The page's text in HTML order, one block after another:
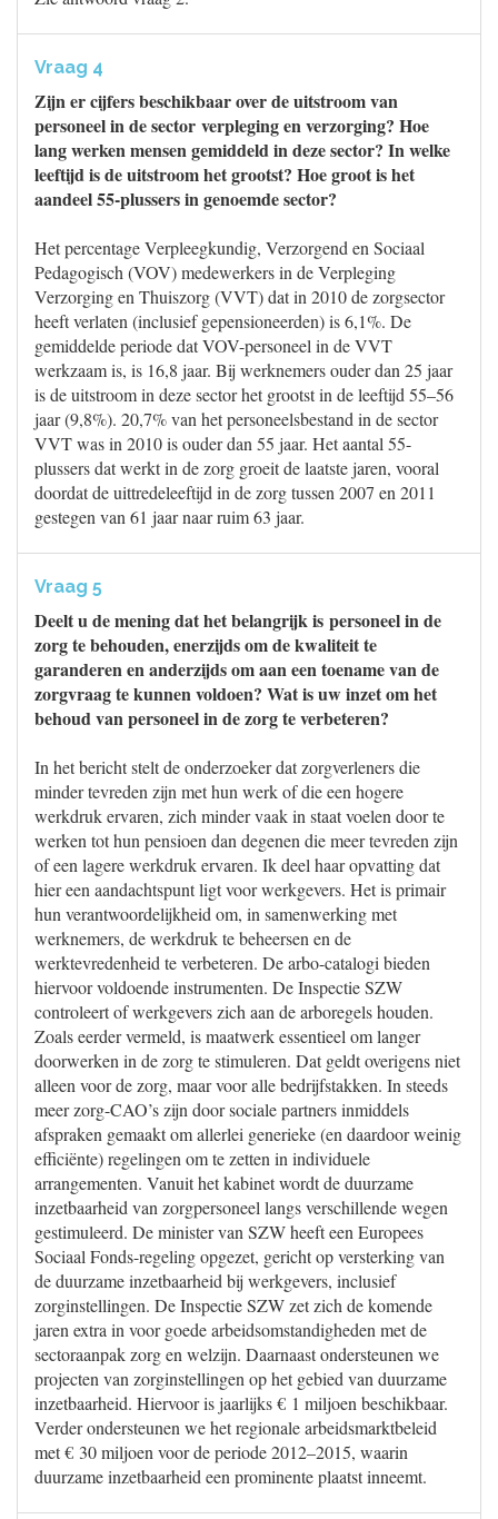
Vraag 4
Zijn er cijfers beschikbaar over de uitstroom van
personeel in de sector verpleging en verzorging? Hoe
lang werken mensen gemiddeld in deze sector? In welke
leeftijd is de uitstroom het grootst? Hoe groot is het
aandeel 55-plussers in genoemde sector?
Het percentage Verpleegkundig, Verzorgend en Sociaal
Pedagogisch (VOV) medewerkers in de Verpleging
Verzorging en Thuiszorg (VVT) dat in 2010 de zorgsector
heeft verlaten (inclusief gepensioneerden) is 6,1%. De
gemiddelde periode dat VOV-personeel in de VVT
werkzaam is, is 16,8 jaar. Bij werknemers ouder dan 25 jaar
is de uitstroom in deze sector het grootst in de leeftijd 55–56
jaar (9,8%). 20,7% van het personeelsbestand in de sector
VVT was in 2010 is ouder dan 55 jaar. Het aantal 55-
plussers dat werkt in de zorg groeit de laatste jaren, vooral
doordat de uittredeleeftijd in de zorg tussen 2007 en 2011
gestegen van 61 jaar naar ruim 63 jaar.
Vraag 5
Deelt u de mening dat het belangrijk is personeel in de
zorg te behouden, enerzijds om de kwaliteit te
garanderen en anderzijds om aan een toename van de
zorgvraag te kunnen voldoen? Wat is uw inzet om het
behoud van personeel in de zorg te verbeteren?
In het bericht stelt de onderzoeker dat zorgverleners die
minder tevreden zijn met hun werk of die een hogere
werkdruk ervaren, zich minder vaak in staat voelen door te
werken tot hun pensioen dan degenen die meer tevreden zijn
of een lagere werkdruk ervaren. Ik deel haar opvatting dat
hier een aandachtspunt ligt voor werkgevers. Het is primair
hun verantwoordelijkheid om, in samenwerking met
werknemers, de werkdruk te beheersen en de
werktevredenheid te verbeteren. De arbo-catalogi bieden
hiervoor voldoende instrumenten. De Inspectie SZW
controleert of werkgevers zich aan de arboregels houden.
Zoals eerder vermeld, is maatwerk essentieel om langer
doorwerken in de zorg te stimuleren. Dat geldt overigens niet
alleen voor de zorg, maar voor alle bedrijfstakken. In steeds
meer zorg-CAO’s zijn door sociale partners inmiddels
afspraken gemaakt om allerlei generieke (en daardoor weinig
efficiënte) regelingen om te zetten in individuele
arrangementen. Vanuit het kabinet wordt de duurzame
inzetbaarheid van zorgpersoneel langs verschillende wegen
gestimuleerd. De minister van SZW heeft een Europees
Sociaal Fonds-regeling opgezet, gericht op versterking van
de duurzame inzetbaarheid bij werkgevers, inclusief
zorginstellingen. De Inspectie SZW zet zich de komende
jaren extra in voor goede arbeidsomstandigheden met de
sectoraanpak zorg en welzijn. Daarnaast ondersteunen we
projecten van zorginstellingen op het gebied van duurzame
inzetbaarheid. Hiervoor is jaarlijks € 1 miljoen beschikbaar.
Verder ondersteunen we het regionale arbeidsmarktbeleid
met € 30 miljoen voor de periode 2012–2015, waarin
duurzame inzetbaarheid een prominente plaatst inneemt.